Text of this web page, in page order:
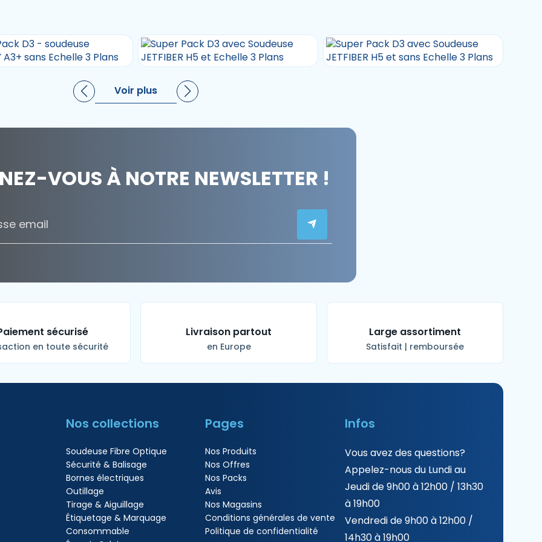
Voir plus
VOUS À NOTRE NEWSLETTER !
sécurisé
en toute sécurité
Livraison partout
en Europe
Large assortiment
Satisfait | remboursée
Nos collections
Soudeuse Fibre Optique
Sécurité & Balisage
Bornes électriques
Outillage
Tirage & Aiguillage
Étiquetage & Marquage
Consommable
Pages
Nos Produits
Nos Offres
Nos Packs
Avis
Nos Magasins
Conditions générales de vente
Politique de confidentialité
Infos
Vous avez des questions?
Appelez-nous du Lundi au
Jeudi de 9h00 à 12h00 / 13h30
à 19h00
Vendredi de 9h00 à 12h00 /
14h30 à 19h00